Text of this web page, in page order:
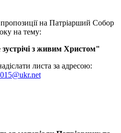
на Патріарший Собор
на тему:
з живим Христом"
листа за адресою: